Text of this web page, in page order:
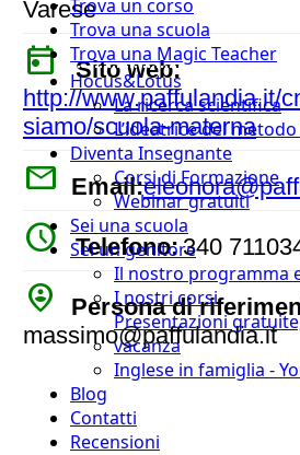
Trova un corso
Trova una scuola
Trova una Magic Teacher
Hocus&Lotus
La ricerca scientifica
L’ideatrice del
Diventa Insegnante
Corsi di Formazione
Webinar gratuiti
Sei una scuola
Sei un genitore
Il nostro programma
I nostri corsi
Presentazioni
vacanza
Inglese in famiglia -
Blog
Contatti
Recensioni
Varese
today
Sito web:
http://www.paffulandia.it/
siamo/scuola-materna
mail Email:
watch_later Telefono:340
person_pin_circle
Persona di
massimo@paffulandia.it